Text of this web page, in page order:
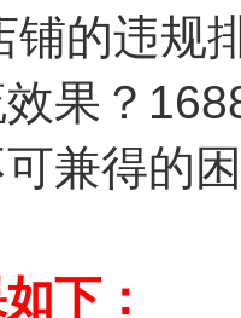
铺的违规
果？
可兼得的
下：